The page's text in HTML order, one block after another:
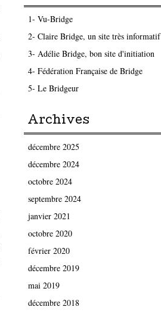
1- Vu-Bridge
2- Claire Bridge, un site très informatif
3- Adélie Bridge, bon site d'initiation
4- Fédération Française de Bridge
5- Le Bridgeur
Archives
décembre 2025
décembre 2024
octobre 2024
septembre 2024
janvier 2021
octobre 2020
février 2020
décembre 2019
mai 2019
décembre 2018